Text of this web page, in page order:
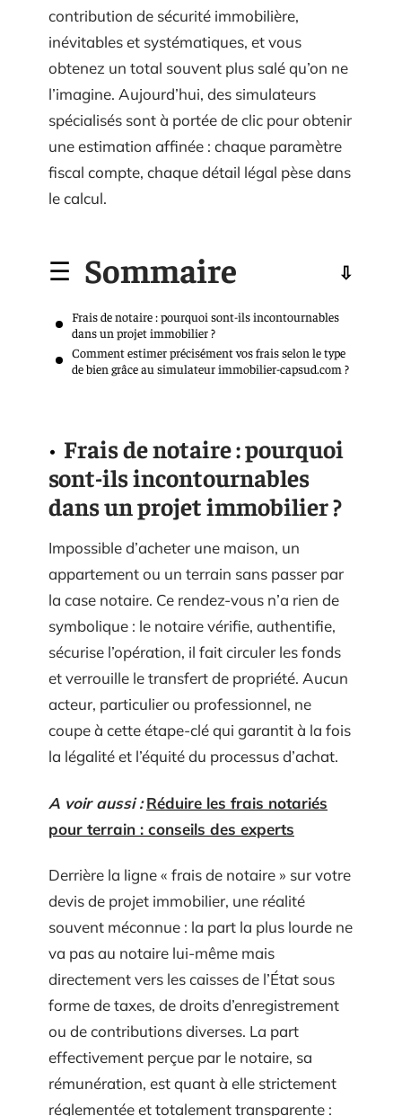
contribution de sécurité immobilière,
inévitables et systématiques, et vous
obtenez un total souvent plus salé qu’on ne
l’imagine. Aujourd’hui, des simulateurs
spécialisés sont à portée de clic pour obtenir
une estimation affinée : chaque paramètre
fiscal compte, chaque détail légal pèse dans
le calcul.
Sommaire
Frais de notaire : pourquoi sont-ils incontournables
dans un projet immobilier ?
Comment estimer précisément vos frais selon le type
de bien grâce au simulateur immobilier-capsud.com ?
Frais de notaire : pourquoi
sont-ils incontournables
dans un projet immobilier ?
Impossible d’acheter une maison, un
appartement ou un terrain sans passer par
la case notaire. Ce rendez-vous n’a rien de
symbolique : le notaire vérifie, authentifie,
sécurise l’opération, il fait circuler les fonds
et verrouille le transfert de propriété. Aucun
acteur, particulier ou professionnel, ne
coupe à cette étape-clé qui garantit à la fois
la légalité et l’équité du processus d’achat.
A voir aussi : Réduire les frais notariés
pour terrain : conseils des experts
Derrière la ligne « frais de notaire » sur votre
devis de projet immobilier, une réalité
souvent méconnue : la part la plus lourde ne
va pas au notaire lui-même mais
directement vers les caisses de l’État sous
forme de taxes, de droits d’enregistrement
ou de contributions diverses. La part
effectivement perçue par le notaire, sa
rémunération, est quant à elle strictement
réglementée et totalement transparente :